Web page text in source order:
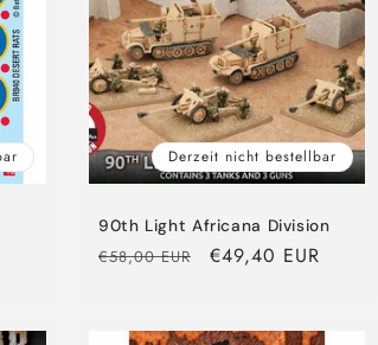
Derzeit nicht bestellbar
90th Light Africana Division
Normaler
€58,00 EUR Verkaufspreis
€49,40 EUR